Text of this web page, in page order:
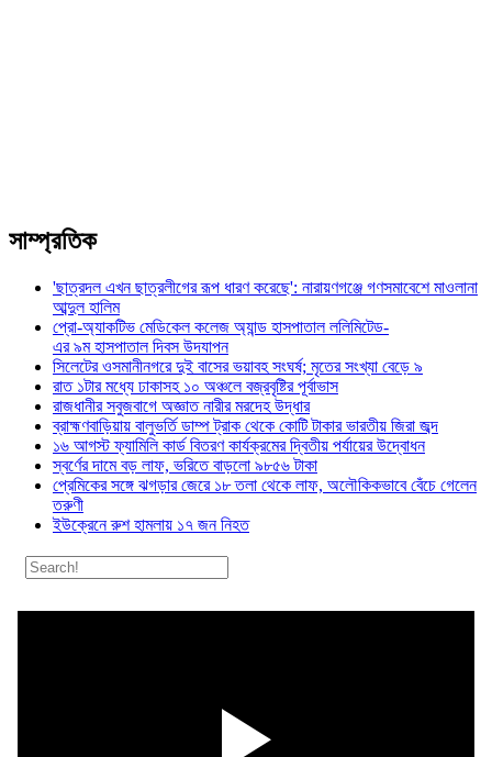
সাম্প্রতিক
'ছাত্রদল এখন ছাত্রলীগের রূপ ধারণ করেছে': নারায়ণগঞ্জে গণসমাবেশে মাওলানা
আব্দুল হালিম
প্রো-অ্যাকটিভ মেডিকেল কলেজ অ্যান্ড হাসপাতাল ললিমিটেড-
এর ৯ম হাসপাতাল দিবস উদযাপন
সিলেটের ওসমানীনগরে দুই বাসের ভয়াবহ সংঘর্ষ; মৃতের সংখ্যা বেড়ে ৯
রাত ১টার মধ্যে ঢাকাসহ ১০ অঞ্চলে বজ্রবৃষ্টির পূর্বাভাস
রাজধানীর সবুজবাগে অজ্ঞাত নারীর মরদেহ উদ্ধার
ব্রাহ্মণবাড়িয়ায় বালুভর্তি ডাম্প ট্রাক থেকে কোটি টাকার ভারতীয় জিরা জব্দ
১৬ আগস্ট ফ্যামিলি কার্ড বিতরণ কার্যক্রমের দ্বিতীয় পর্যায়ের উদ্বোধন
স্বর্ণের দামে বড় লাফ, ভরিতে বাড়লো ৯৮৫৬ টাকা
প্রেমিকের সঙ্গে ঝগড়ার জেরে ১৮ তলা থেকে লাফ, অলৌকিকভাবে বেঁচে গেলেন
তরুণী
ইউক্রেনে রুশ হামলায় ১৭ জন নিহত